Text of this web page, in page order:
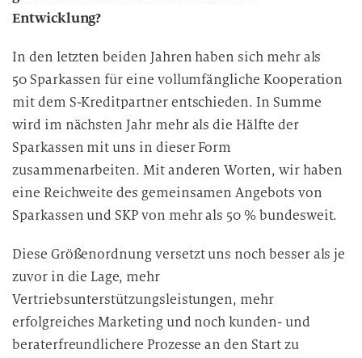
Entwicklung?
In den letzten beiden Jahren haben sich mehr als
50 Sparkassen für eine vollumfängliche Kooperation
mit dem S-Kreditpartner entschieden. In Summe
wird im nächsten Jahr mehr als die Hälfte der
Sparkassen mit uns in dieser Form
zusammenarbeiten. Mit anderen Worten, wir haben
eine Reichweite des gemeinsamen Angebots von
Sparkassen und SKP von mehr als 50 % bundesweit.
Diese Größenordnung versetzt uns noch besser als je
zuvor in die Lage, mehr
Vertriebsunterstützungsleistungen, mehr
erfolgreiches Marketing und noch kunden- und
beraterfreundlichere Prozesse an den Start zu